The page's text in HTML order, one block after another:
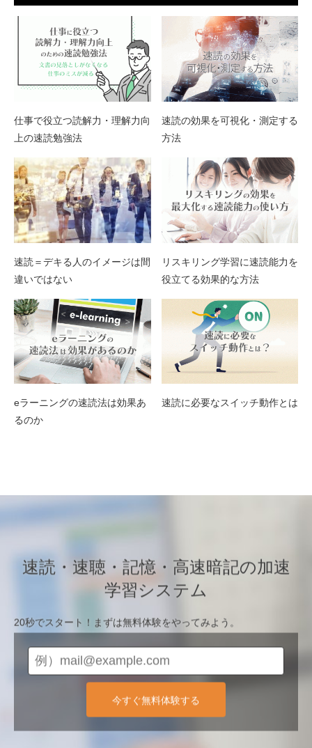
仕事で役立つ読解力・理解力向
上の速読勉強法
速読の効果を可視化・測定する
方法
速読＝デキる人のイメージは間
違いではない
リスキリング学習に速読能力を
役立てる効果的な方法
eラーニングの速読法は効果あ
るのか
速読に必要なスイッチ動作とは
速読・速聴・記憶・高速暗記の加速
学習システム
20秒でスタート！まずは無料体験をやってみよう。
今すぐ無料体験する